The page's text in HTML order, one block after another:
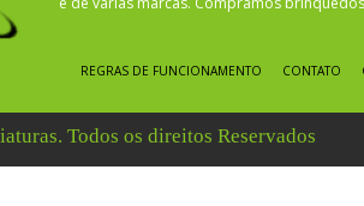
REGRAS DE FUNCIONAMENTO CONTATO
Todos os direitos Reservados